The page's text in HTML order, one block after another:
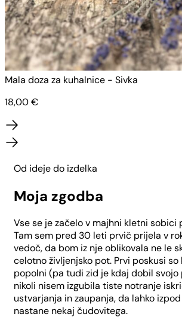
Mala doza za kuhalnice - Sivka
18,00€
Od ideje do izdelka
Moja zgodba
Vse se je začelo v majhni kletni sobici
Tam sem pred 30 leti prvič prijela v
vedoč, da bom iz nje oblikovala ne le
celotno življenjsko pot. Prvi poskusi
popolni (pa tudi zid je kdaj dobil svojo
nikoli nisem izgubila tiste notranje
ustvarjanja in zaupanja, da lahko
nastane nekaj čudovitega.